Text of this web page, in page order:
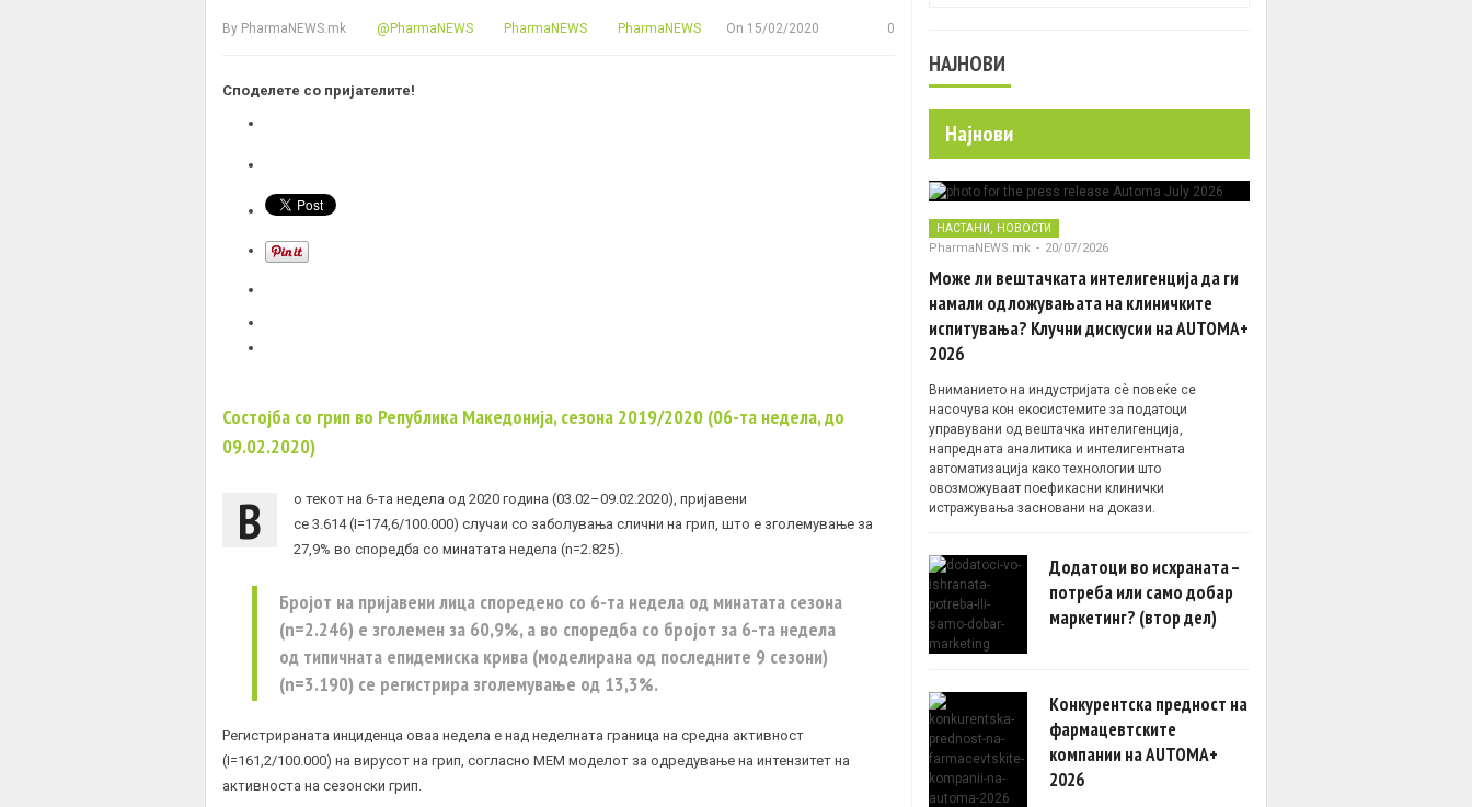
By PharmaNEWS.mk @PharmaNEWS PharmaNEWS PharmaNEWS On 15/02/2020 0
Споделете со пријателите!
Состојба со грип во Република Македонија, сезона 2019/2020 (06-та недела, до
09.02.2020)
В
о текот на 6-та недела од 2020 година (03.02–09.02.2020), пријавени
се 3.614 (I=174,6/100.000) случаи со заболувања слични на грип, што е зголемување за
27,9% во споредба со минатата недела (n=2.825).
Бројот на пријавени лица споредено со 6-та недела од минатата сезона
(n=2.246) е зголемен за 60,9%, а во споредба со бројот за 6-та недела
од типичната епидемиска крива (моделирана од последните 9 сезони)
(n=3.190) се регистрира зголемување од 13,3%.
Регистрираната инциденца оваа недела е над неделната граница на средна активност
(I=161,2/100.000) на вирусот на грип, согласно МЕМ моделот за одредување на интензитет на
активноста на сезонски грип.
НАЈНОВИ
Најнови
НАСТАНИ , НОВОСТИ
PharmaNEWS.mk - 20/07/2026
Може ли вештачката интелигенција да ги
намали одложувањата на клиничките
испитувања? Клучни дискусии на AUTOMA+
2026
Вниманието на индустријата сè повеќе се
насочува кон екосистемите за податоци
управувани од вештачка интелигенција,
напредната аналитика и интелигентната
автоматизација како технологии што
овозможуваат поефикасни клинички
истражувања засновани на докази.
Додатоци во исхраната –
потреба или само добар
маркетинг? (втор дел)
Конкурентска предност на
фармацевтските
компании на AUTOMA+
2026